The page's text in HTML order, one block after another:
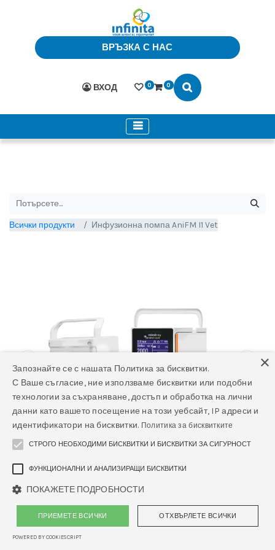
ВРЪЗКА С НАС
ВХОД 0 0
Всички продукти Инфузионна помпа AniFM I1 Vet
×
Запознайте се с нашата Политика за бисквитки.
С Ваше съгласие, ние използваме бисквитки или подобни
технологии за съхраняване, достъп и обработка на лични
данни като вашето посещение на този уебсайт, IP адреси и
идентификатори на бисквитки. Политика за бисквитките
СТРОГО НЕОБХОДИМИ БИСКВИТКИ И БИСКВИТКИ ЗА СИГУРНОСТ
ФУНКЦИОНАЛНИ И АНАЛИЗИРАЩИ БИСКВИТКИ
ПОКАЖЕТЕ ПОДРОБНОСТИ
ПРИЕМЕТЕ ВСИЧКИ ОТХВЪРЛЕТЕ ВСИЧКИ
POWERED BY COOKIESCRIPT